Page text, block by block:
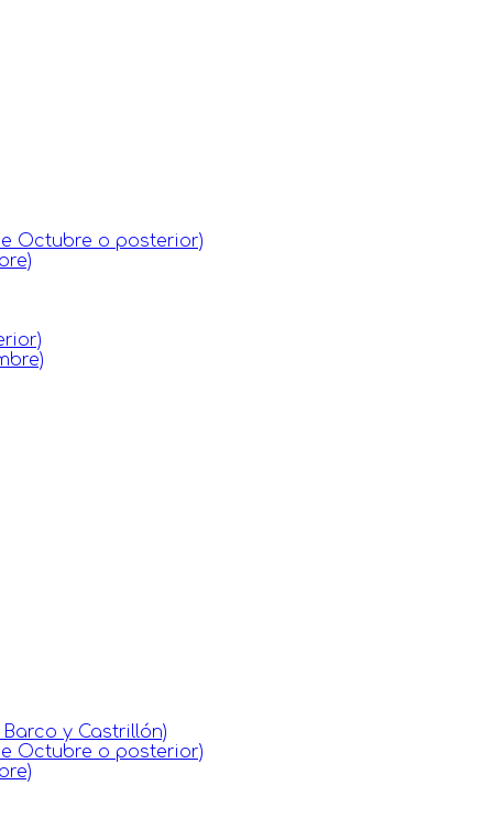
Octubre o posterior)
y Castrillón)
Octubre o posterior)